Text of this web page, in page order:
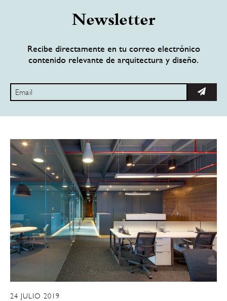
Newsletter
Recibe directamente en tu correo electrónico
contenido relevante de arquitectura y diseño.
24 JULIO 2019